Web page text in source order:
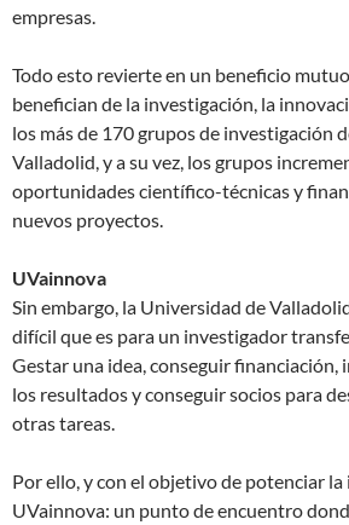
empresas.
Todo esto revierte en un beneficio
benefician de la investigación, la
los más de 170 grupos de investigación
Valladolid, y a su vez, los grupos
oportunidades científico-técnicas y
nuevos proyectos.
UVainnova
Sin embargo, la Universidad de
difícil que es para un investigador
Gestar una idea, conseguir financiación,
los resultados y conseguir socios para
otras tareas.
Por ello, y con el objetivo de potenciar la
UVainnova: un punto de encuentro